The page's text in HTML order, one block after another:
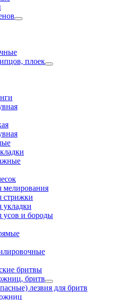
плоек
мелирования
стрижки
укладки
усов и бороды
бритвы
бритв
лезвия для бритв